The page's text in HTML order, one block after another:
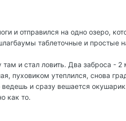
и отправился на одно озеро,
таблеточные и простые
и стал ловить. Два заброса -
пуховиком утеплился, снова
и сразу вешается
как то.